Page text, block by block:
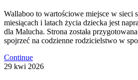
Wallaboo to wartościowe miejsce w sieci
miesiącach i latach życia dziecka jest
dla Malucha. Strona została
spojrzeć na codzienne rodzicielstwo w
Continue
29 kwi 2026